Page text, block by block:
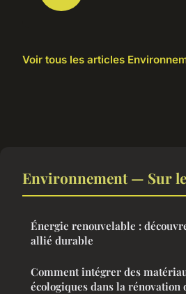
Voir tous les articles
Environnement — Sur
Énergie renouvelable :
allié durable
Comment intégrer des
écologiques dans la rénovation